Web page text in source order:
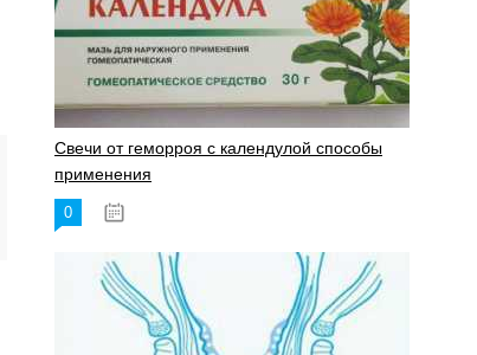
Свечи от геморроя с календулой способы
применения
0